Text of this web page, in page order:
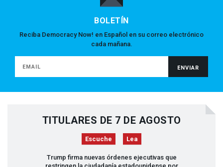
BOLETÍN
Reciba Democracy Now! en Español en su correo electrónico
cada mañana.
TITULARES DE 7 DE AGOSTO
Escuche Lea
Trump firma nuevas órdenes ejecutivas que